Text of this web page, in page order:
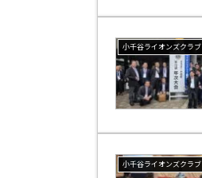
小千谷ライオンズクラブ
小千谷ライオンズクラブ